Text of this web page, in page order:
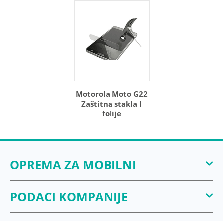
Motorola Moto G22
Zaštitna stakla I
folije
OPREMA ZA MOBILNI
PODACI KOMPANIJE